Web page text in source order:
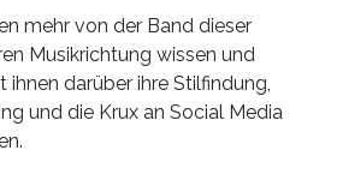
mehr von der Band dieser
Musikrichtung wissen und
ihnen darüber ihre Stilfindung,
und die Krux an Social Media